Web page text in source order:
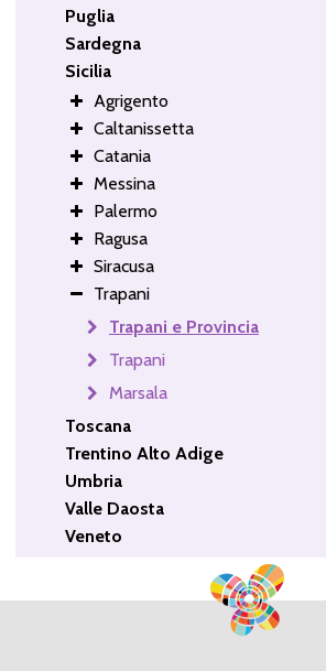
Puglia
Sardegna
Sicilia
Agrigento
Caltanissetta
Catania
Messina
Palermo
Ragusa
Siracusa
Trapani
Trapani e Provincia
Trapani
Marsala
Toscana
Trentino Alto Adige
Umbria
Valle Daosta
Veneto